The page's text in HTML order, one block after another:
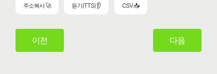
주소복사 🚀 듣기(TTS) 👂 CSV 📥
이전 다음